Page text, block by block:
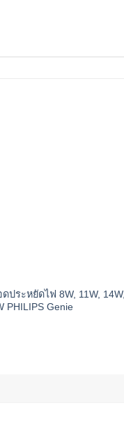
ประหยัดไฟ 8W, 11W, 14W,
PHILIPS Genie